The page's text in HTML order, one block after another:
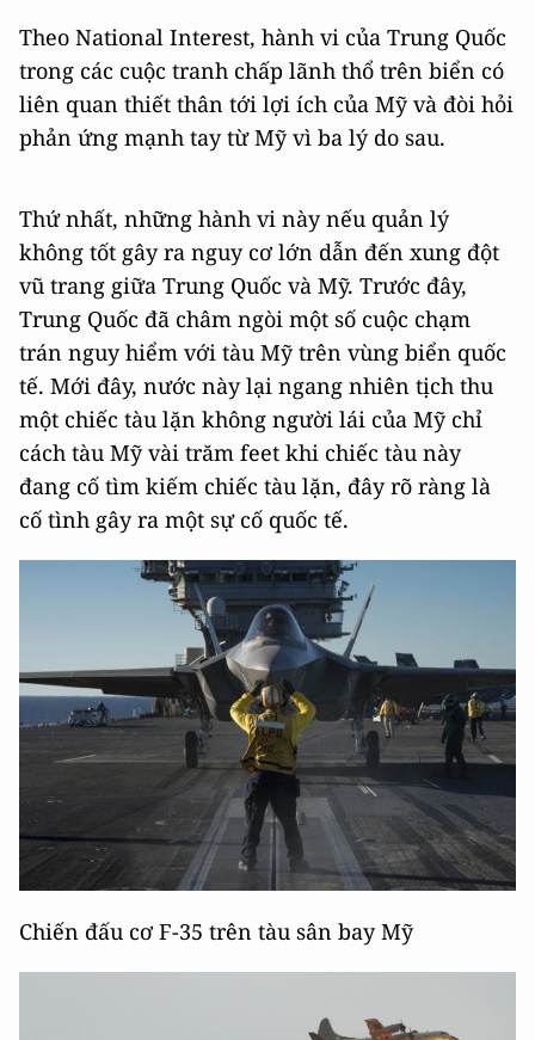
Theo National Interest, hành vi của Trung Quốc
trong các cuộc tranh chấp lãnh thổ trên biển có
liên quan thiết thân tới lợi ích của Mỹ và đòi hỏi
phản ứng mạnh tay từ Mỹ vì ba lý do sau.
Thứ nhất, những hành vi này nếu quản lý
không tốt gây ra nguy cơ lớn dẫn đến xung đột
vũ trang giữa Trung Quốc và Mỹ. Trước đây,
Trung Quốc đã châm ngòi một số cuộc chạm
trán nguy hiểm với tàu Mỹ trên vùng biển quốc
tế. Mới đây, nước này lại ngang nhiên tịch thu
một chiếc tàu lặn không người lái của Mỹ chỉ
cách tàu Mỹ vài trăm feet khi chiếc tàu này
đang cố tìm kiếm chiếc tàu lặn, đây rõ ràng là
cố tình gây ra một sự cố quốc tế.
Chiến đấu cơ F-35 trên tàu sân bay Mỹ